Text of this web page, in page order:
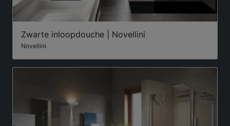
Zwarte inloopdouche | Novellini
Novellini